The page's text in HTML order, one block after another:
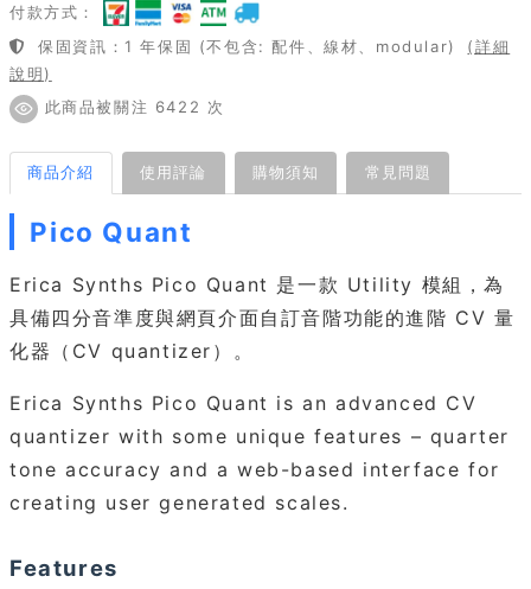
付款方式：
保固資訊：1 年保固 (不包含: 配件、線材、modular)
(詳細
說明)
此商品被關注 6422 次
商品介紹 使用評論 購物須知 常見問題
Pico Quant
Erica Synths Pico Quant 是一款 Utility 模組，為
具備四分音準度與網頁介面自訂音階功能的進階 CV 量
化器（CV quantizer）。
Erica Synths Pico Quant is an advanced CV
quantizer with some unique features – quarter
tone accuracy and a web-based interface for
creating user generated scales.
Features